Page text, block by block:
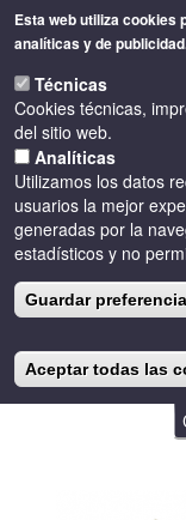
Esta web utiliza cookies
analíticas y de
Técnicas
Cookies técnicas,
del sitio web.
Analíticas
Utilizamos los datos
usuarios la mejor
generadas por la
estadísticos y no
Guardar
Aceptar todas las
Pasar
principal
CON